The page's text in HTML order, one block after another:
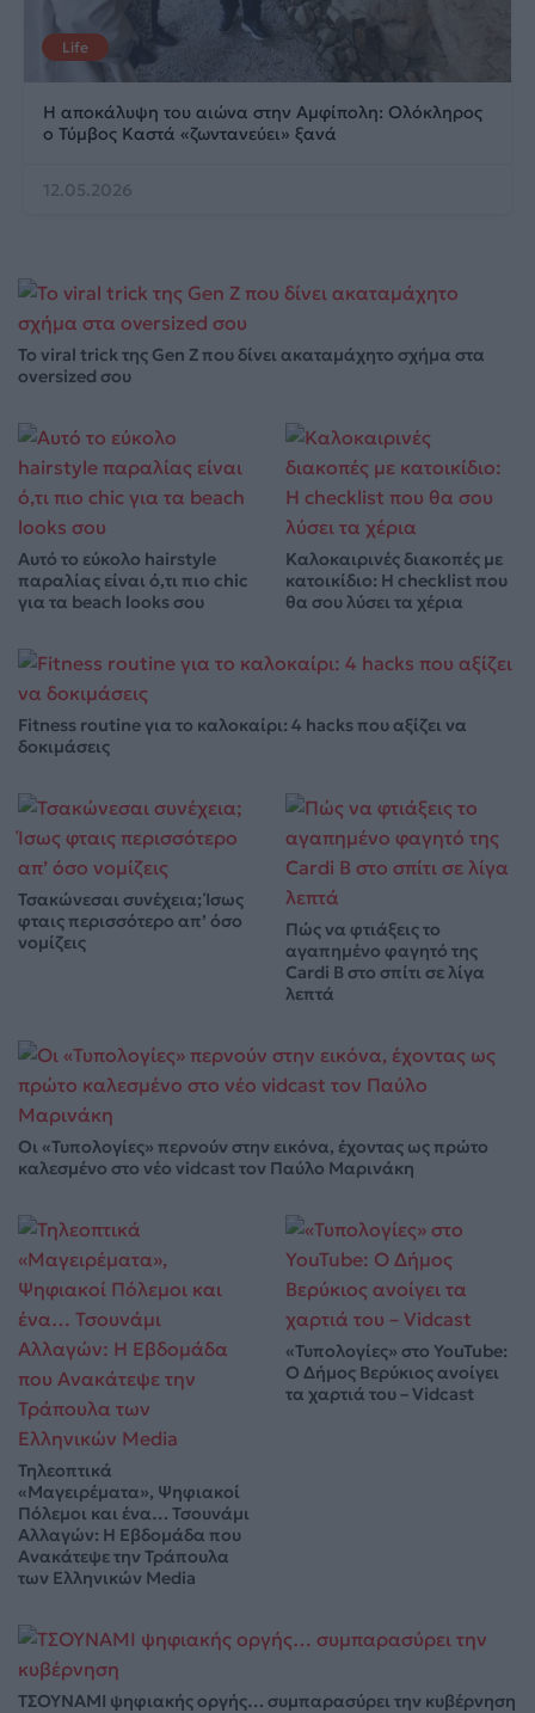
Life
Η αποκάλυψη του αιώνα στην Αμφίπολη: Ολόκληρος
ο Τύμβος Καστά «ζωντανεύει» ξανά
12.05.2026
Το viral trick της Gen Z που δίνει ακαταμάχητο σχήμα στα
oversized σου
Αυτό το εύκολο hairstyle
παραλίας είναι ό,τι πιο chic
για τα beach looks σου
Καλοκαιρινές διακοπές με
κατοικίδιο: Η checklist που
θα σου λύσει τα χέρια
Fitness routine για το καλοκαίρι: 4 hacks που αξίζει να
δοκιμάσεις
Τσακώνεσαι συνέχεια; Ίσως
φταις περισσότερο απ’ όσο
νομίζεις
Πώς να φτιάξεις το
αγαπημένο φαγητό της
Cardi B στο σπίτι σε λίγα
λεπτά
Οι «Τυπολογίες» περνούν στην εικόνα, έχοντας ως πρώτο
καλεσμένο στο νέο vidcast τον Παύλο Μαρινάκη
Τηλεοπτικά
«Μαγειρέματα», Ψηφιακοί
Πόλεμοι και ένα… Τσουνάμι
Αλλαγών: Η Εβδομάδα που
Ανακάτεψε την Τράπουλα
των Ελληνικών Media
«Τυπολογίες» στο YouTube:
Ο Δήμος Βερύκιος ανοίγει
τα χαρτιά του – Vidcast
ΤΣΟΥΝΑΜΙ ψηφιακής οργής… συμπαρασύρει την κυβέρνηση